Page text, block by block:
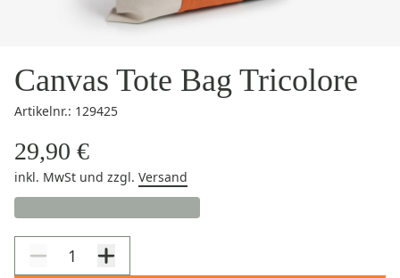
Canvas Tote Bag Tricolore
Artikelnr.: 129425
29,90 €
inkl. MwSt und zzgl. Versand